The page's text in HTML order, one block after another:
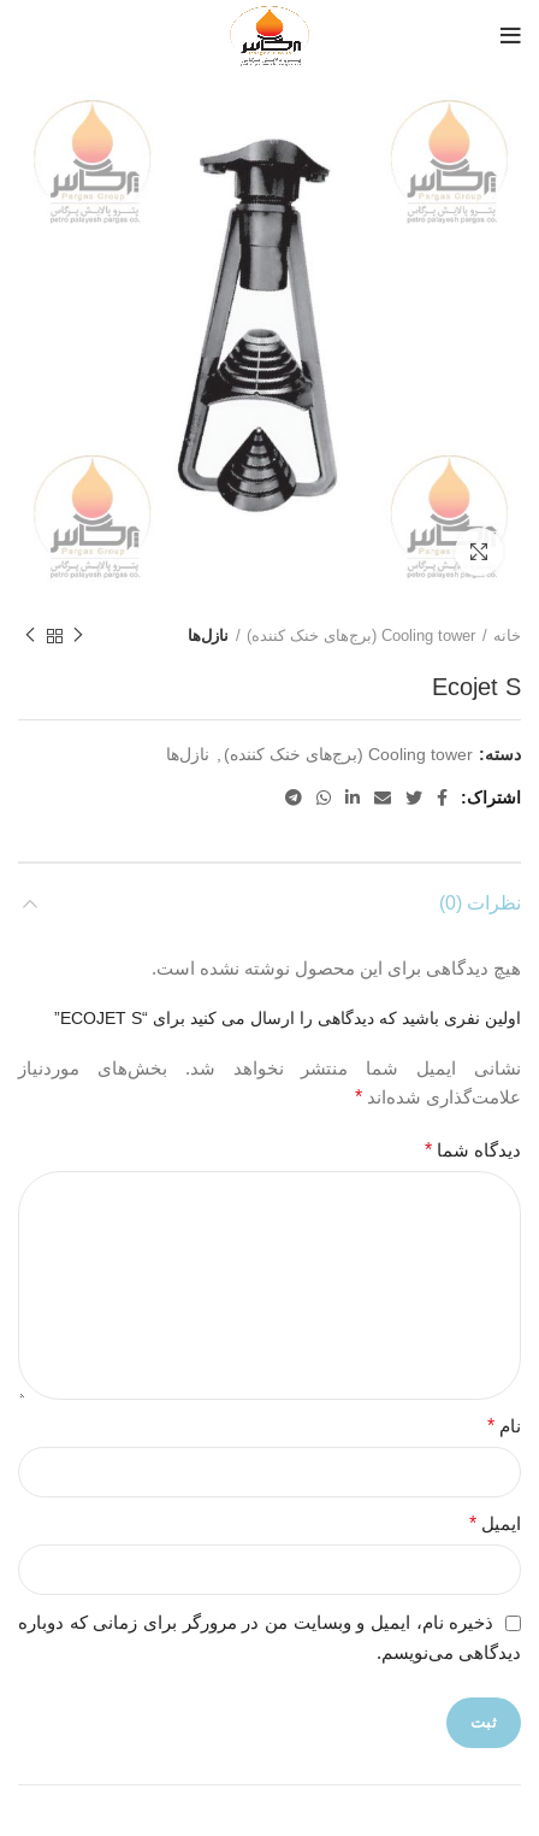
برای بزرگنمایی کلیک کنید
خانه Cooling tower (برج‌های خنک کننده) نازل‌ها
Ecojet S
دسته: Cooling tower (برج‌های خنک کننده) نازل‌ها
اشتراک
نظرات (0)
هیچ دیدگاهی برای این محصول نوشته نشده است.
اولین نفری باشید که دیدگاهی را ارسال می کنید برای “ECOJET S”
نشانی ایمیل شما منتشر نخواهد شد.
بخش‌های موردنیاز
علامت‌گذاری شده‌اند *
دیدگاه شما *
نام *
ایمیل *
ذخیره نام، ایمیل و وبسایت من در مرورگر برای زمانی که دوباره
دیدگاهی می‌نویسم.